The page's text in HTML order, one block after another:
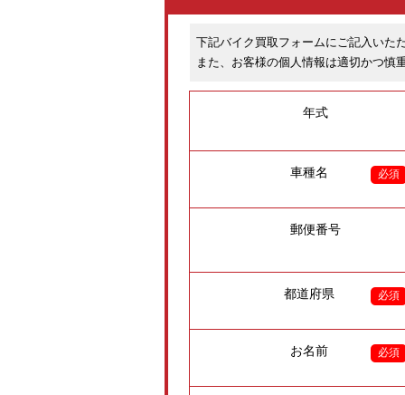
下記バイク買取フォームにご記入いた
また、お客様の個人情報は適切かつ慎
年式
車種名 必須
郵便番号
都道府県 必須
お名前 必須